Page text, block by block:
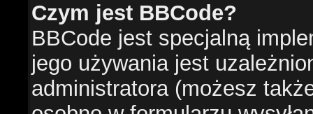
Czym jest BBCode?
BBCode jest specjalną
jego używania jest
administratora (możesz